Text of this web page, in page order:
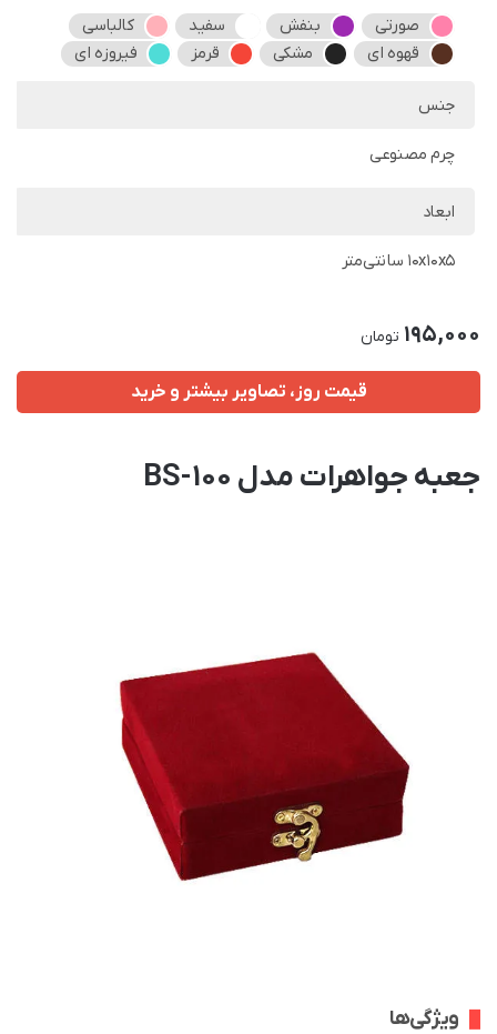
صورتی بنفش سفید
کالباسی
قهوه ای
مشکی قرمز فیروزه ای
جنس
چرم مصنوعی
ابعاد
10x10x5 سانتی‌متر
195,000 تومان
قیمت روز، تصاویر بیشتر و خرید
جعبه جواهرات مدل BS-100
ویژگی‌ها